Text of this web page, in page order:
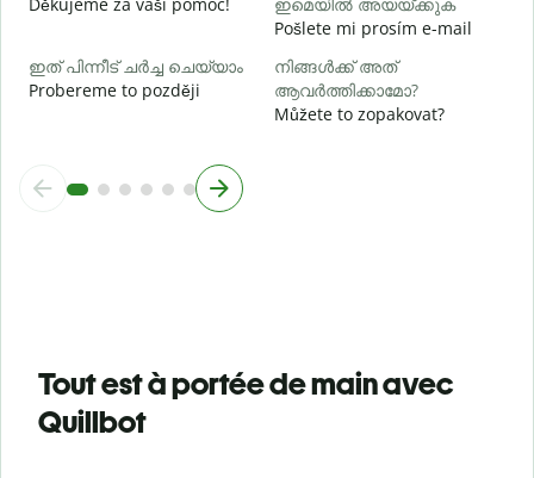
Pošlete mi prosím e-mail
ഇത് പിന്നീട് ചർച്ച ചെയ്യാം
Probereme to později
നിങ്ങൾക്ക് അത്
ആവർത്തിക്കാമോ?
Můžete to zopakovat?
Tout est à portée de main avec
Quillbot